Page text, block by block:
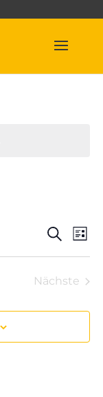
Suche
Liste
Nächste